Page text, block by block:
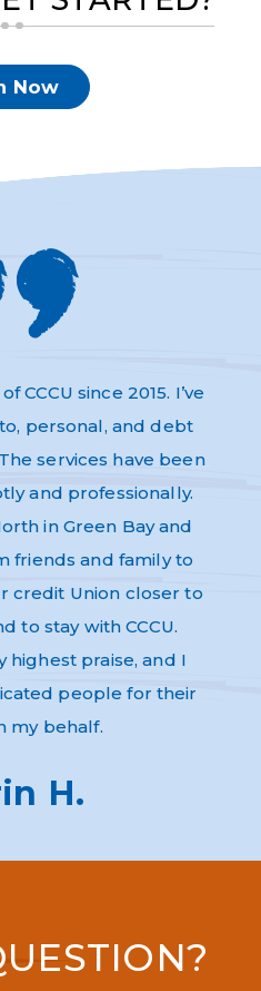
Now
CCCU since 2015. I’ve
personal, and debt
services have been
and professionally.
in Green Bay and
friends and family to
credit Union closer to
to stay with CCCU.
highest praise, and I
people for their
my behalf.
H.